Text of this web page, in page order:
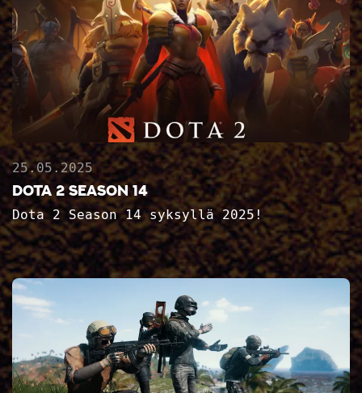
25.05.2025
DOTA 2 Season 14
Dota 2 Season 14 syksyllä 2025!